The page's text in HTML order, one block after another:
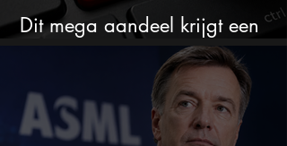
Dit mega aandeel krijgt een
zeldzaam verkoopadvies